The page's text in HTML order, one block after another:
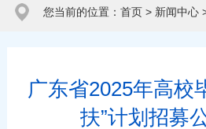
您当前的位置： 首页> 新闻中心
广东省2025年高校
扶”计划招募